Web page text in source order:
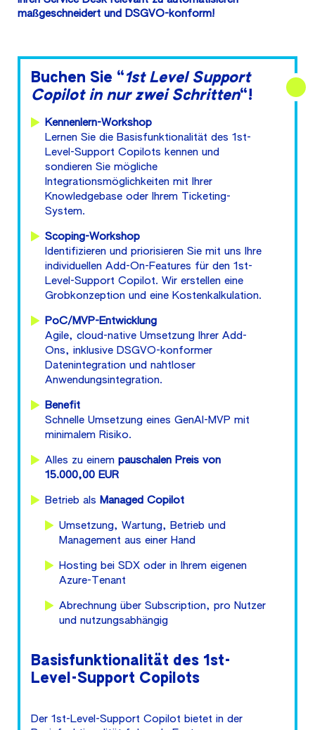
maßgeschneidert und DSGVO-konform!
Buchen Sie “1st Level Support
Copilot in nur zwei Schritten“!
Kennenlern-Workshop
Lernen Sie die Basisfunktionalität des 1st-
Level-Support Copilots kennen und
sondieren Sie mögliche
Integrationsmöglichkeiten mit Ihrer
Knowledgebase oder Ihrem Ticketing-
System.
Scoping-Workshop
Identifizieren und priorisieren Sie mit uns Ihre
individuellen Add-On-Features für den 1st-
Level-Support Copilot. Wir erstellen eine
Grobkonzeption und eine Kostenkalkulation.
PoC/MVP-Entwicklung
Agile, cloud-native Umsetzung Ihrer Add-
Ons, inklusive DSGVO-konformer
Datenintegration und nahtloser
Anwendungsintegration.
Benefit
Schnelle Umsetzung eines GenAI-MVP mit
minimalem Risiko.
Alles zu einem pauschalen Preis von
15.000,00 EUR
Betrieb als Managed Copilot
Umsetzung, Wartung, Betrieb und
Management aus einer Hand
Hosting bei SDX oder in Ihrem eigenen
Azure-Tenant
Abrechnung über Subscription, pro Nutzer
und nutzungsabhängig
Basisfunktionalität des 1st-
Level-Support Copilots
Der 1st-Level-Support Copilot bietet in der